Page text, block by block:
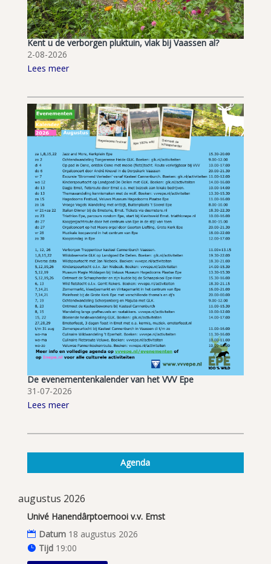
Kent u de verborgen pluktuin, vlak bij Vaassen al?
2-08-2026
Lees meer
De evenementenkalender van het VVV Epe
31-07-2026
Lees meer
Agenda
augustus 2026
Univé Hanendârptoernooi v.v. Emst
Datum 18 augustus 2026
Tijd 19:00